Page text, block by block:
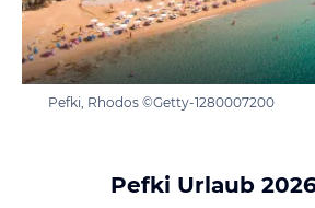
Pefki, Rhodos ©Getty-1280007200
Pefki Urlaub